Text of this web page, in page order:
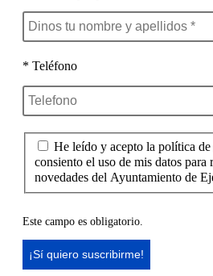
* Teléfono
He leído y acepto la política
consiento el uso de mis datos
novedades del Ayuntamiento de
Este campo es obligatorio.